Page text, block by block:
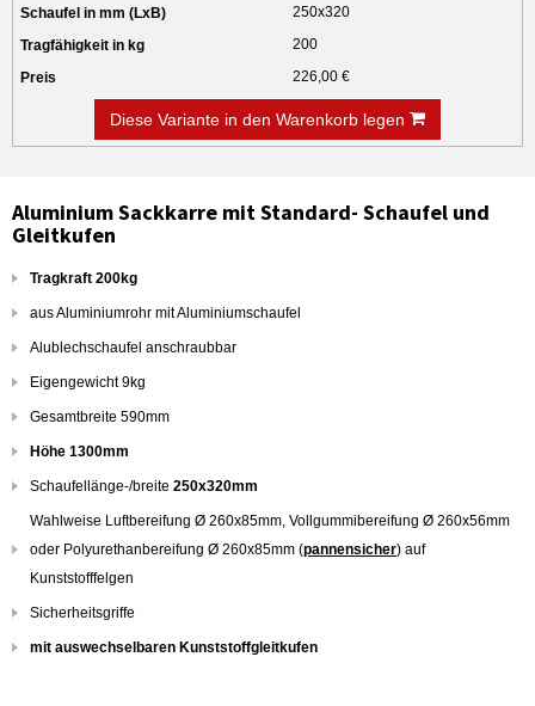
250x320
200
226,00 €
Diese Variante in den Warenkorb legen
Aluminium Sackkarre mit Standard- Schaufel und
Gleitkufen
Tragkraft 200kg
aus Aluminiumrohr mit Aluminiumschaufel
Alublechschaufel anschraubbar
Eigengewicht 9kg
Gesamtbreite 590mm
Höhe 1300mm
Schaufellänge-/breite 250x320mm
Wahlweise Luftbereifung Ø 260x85mm, Vollgummibereifung Ø 260x56mm
oder Polyurethanbereifung Ø 260x85mm (pannensicher) auf
Kunststofffelgen
Sicherheitsgriffe
mit auswechselbaren Kunststoffgleitkufen